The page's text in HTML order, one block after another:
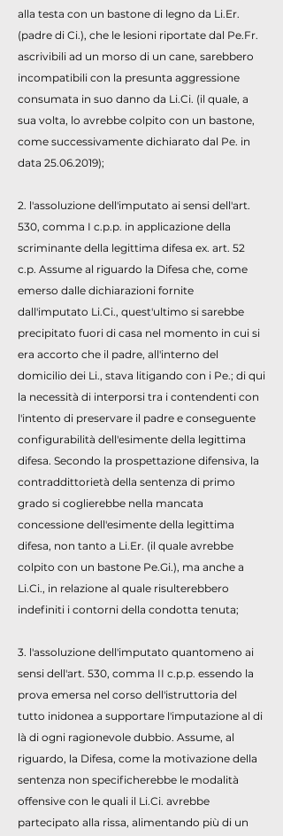
alla testa con un bastone di legno da Li.Er.
(padre di Ci.), che le lesioni riportate dal Pe.Fr.
ascrivibili ad un morso di un cane, sarebbero
incompatibili con la presunta aggressione
consumata in suo danno da Li.Ci. (il quale, a
sua volta, lo avrebbe colpito con un bastone,
come successivamente dichiarato dal Pe. in
data 25.06.2019);
2. l'assoluzione dell'imputato ai sensi dell'art.
530, comma I c.p.p. in applicazione della
scriminante della legittima difesa ex. art. 52
c.p. Assume al riguardo la Difesa che, come
emerso dalle dichiarazioni fornite
dall'imputato Li.Ci., quest'ultimo si sarebbe
precipitato fuori di casa nel momento in cui si
era accorto che il padre, all'interno del
domicilio dei Li., stava litigando con i Pe.; di qui
la necessità di interporsi tra i contendenti con
l'intento di preservare il padre e conseguente
configurabilità dell'esimente della legittima
difesa. Secondo la prospettazione difensiva, la
contraddittorietà della sentenza di primo
grado si coglierebbe nella mancata
concessione dell'esimente della legittima
difesa, non tanto a Li.Er. (il quale avrebbe
colpito con un bastone Pe.Gi.), ma anche a
Li.Ci., in relazione al quale risulterebbero
indefiniti i contorni della condotta tenuta;
3. l'assoluzione dell'imputato quantomeno ai
sensi dell'art. 530, comma II c.p.p. essendo la
prova emersa nel corso dell'istruttoria del
tutto inidonea a supportare l'imputazione al di
là di ogni ragionevole dubbio. Assume, al
riguardo, la Difesa, come la motivazione della
sentenza non specificherebbe le modalità
offensive con le quali il Li.Ci. avrebbe
partecipato alla rissa, alimentando più di un